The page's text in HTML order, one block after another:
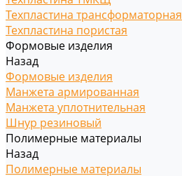
Техпластина трансформаторная
Техпластина пористая
Формовые изделия
Назад
Формовые изделия
Манжета армированная
Манжета уплотнительная
Шнур резиновый
Полимерные материалы
Назад
Полимерные материалы